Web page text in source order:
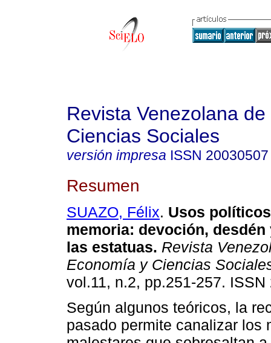
Revista Venezolana
Ciencias Sociales
versión impresa ISSN 20030507
Resumen
SUAZO, Félix. Usos
memoria: devoción, desdén
las estatuas. Revista
Economía y Ciencias
vol.11, n.2, pp.251-257. ISSN
Según algunos teóricos, la
pasado permite canalizar los